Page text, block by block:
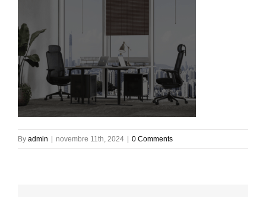
By admin novembre 11th, 2024 0 Comments